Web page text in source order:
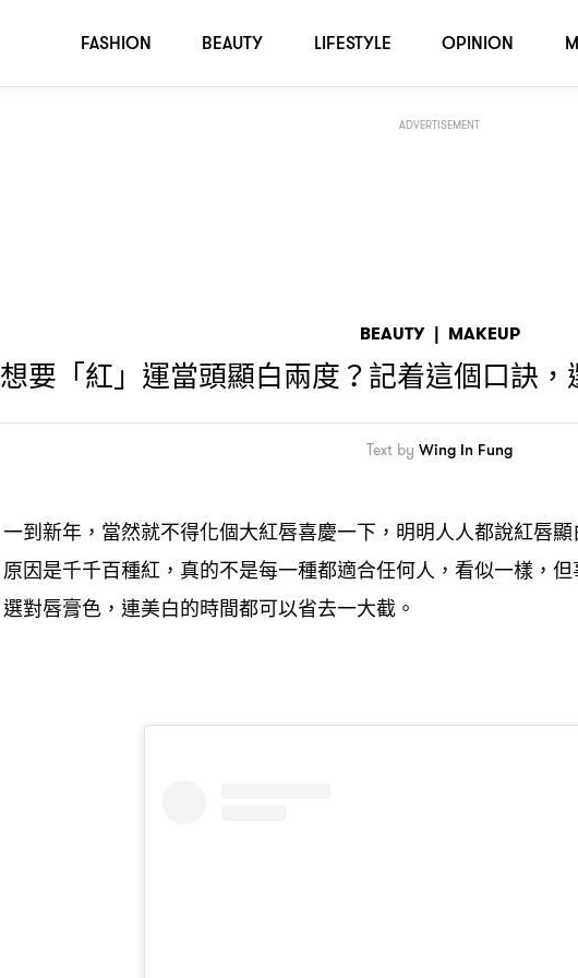
ADVERTISEMENT
BEAUTY | MAKEUP
想要「紅」運當頭顯白兩度 ？記着這個口訣 ，
Text by Wing In Fung
一到新年 ， 當然就不得化個大紅唇喜慶一下 ， 明明人人都說紅唇顯
原因是千千百種紅 ， 真的不是每一種都適合任何人 ， 看似一樣 ， 但
選對唇膏色 ， 連美白的時間都可以省去一大截。
FASHION BEAUTY LIFESTYLE OPINION
，